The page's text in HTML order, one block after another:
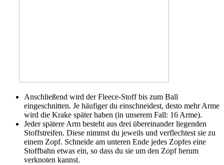
Anschließend wird der Fleece-Stoff bis zum Ball
eingeschnitten. Je häufiger du einschneidest, desto mehr Arme
wird die Krake später haben (in unserem Fall: 16 Arme).
Jeder spätere Arm besteht aus drei übereinander liegenden
Stoffstreifen. Diese nimmst du jeweils und verflechtest sie zu
einem Zopf. Schneide am unteren Ende jedes Zopfes eine
Stoffbahn etwas ein, so dass du sie um den Zopf herum
verknoten kannst.